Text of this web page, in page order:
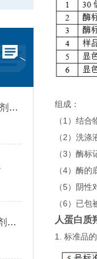
ELISA（酶联免疫吸附测定）试剂盒原理类型检测方法
人可溶性瘦素受体(sLR)Elisa试剂盒可溶性受体的作用
组成：
（1）结
（2）洗
（3）酶
（4）酶的
（5）阴
（6）已
人蛋白质
1. 标准品